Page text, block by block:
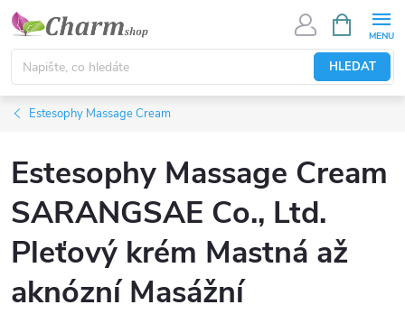
Přejít
obsah
HLEDAT
NÁKUPNÍ
KOŠÍK
Estesophy Massage Cream
Estesophy Massage Cream
SARANGSAE Co., Ltd.
Pleťový krém Mastná až
aknózní Masážní